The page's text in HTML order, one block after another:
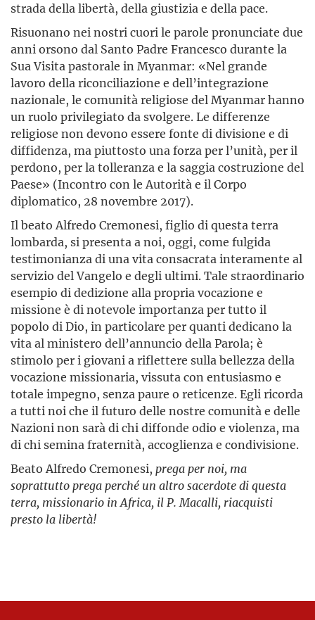
strada della libertà, della giustizia e della pace.
Risuonano nei nostri cuori le parole pronunciate due
anni orsono dal Santo Padre Francesco durante la
Sua Visita pastorale in Myanmar: «Nel grande
lavoro della riconciliazione e dell’integrazione
nazionale, le comunità religiose del Myanmar hanno
un ruolo privilegiato da svolgere. Le differenze
religiose non devono essere fonte di divisione e di
diffidenza, ma piuttosto una forza per l’unità, per il
perdono, per la tolleranza e la saggia costruzione del
Paese» (Incontro con le Autorità e il Corpo
diplomatico, 28 novembre 2017).
Il beato Alfredo Cremonesi, figlio di questa terra
lombarda, si presenta a noi, oggi, come fulgida
testimonianza di una vita consacrata interamente al
servizio del Vangelo e degli ultimi. Tale straordinario
esempio di dedizione alla propria vocazione e
missione è di notevole importanza per tutto il
popolo di Dio, in particolare per quanti dedicano la
vita al ministero dell’annuncio della Parola; è
stimolo per i giovani a riflettere sulla bellezza della
vocazione missionaria, vissuta con entusiasmo e
totale impegno, senza paure o reticenze. Egli ricorda
a tutti noi che il futuro delle nostre comunità e delle
Nazioni non sarà di chi diffonde odio e violenza, ma
di chi semina fraternità, accoglienza e condivisione.
Beato Alfredo Cremonesi, prega per noi, ma
soprattutto prega perché un altro sacerdote di questa
terra, missionario in Africa, il P. Macalli, riacquisti
presto la libertà!